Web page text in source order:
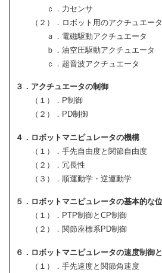
ｃ．力センサ
（２）．ロボット用のアクチュエー
ａ．電磁駆動アクチュエータ
ｂ．油空圧駆動アクチュエータ
ｃ．超音波アクチュエータ
３．アクチュエータの制御
（１）．P制御
（２）．PD制御
４．ロボットマニピュレータの機構
（１）．手先自由度と関節自由度
（２）．冗長性
（３）．順運動学・逆運動学
５．ロボットマニピュレータの基本的な
（１）．PTP制御とCP制御
（２）．関節座標系PD制御
６．ロボットマニピュレータの速度制御
（１）．手先速度と関節角速度